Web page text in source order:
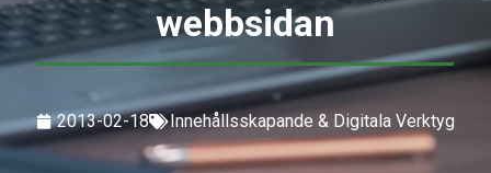
webbsidan
2013-02-18 Innehållsskapande & Digitala Verktyg